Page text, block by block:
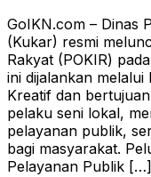
GoIKN.com – Dinas
(Kukar) resmi
Rakyat (POKIR)
ini dijalankan melalui
Kreatif dan
pelaku seni lokal,
pelayanan publik,
bagi masyarakat.
Pelayanan Publik […]